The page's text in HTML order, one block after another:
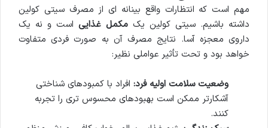
مهم است که انتظارات واقع بینانه ای از مصرف سیتی کولین
داشته باشیم. سیتی کولین یکمکمل غذاییاست و نه یک
داروی معجزه آسا. نتایج مصرف آن به صورت فردی متفاوت
خواهد بود و تحت تأثیر عواملی نظیر:
وضعیت سلامت اولیه فرد: افراد با کمبودهای شناختی
آشکارتر ممکن است بهبودهای محسوس تری را تجربه
کنند.